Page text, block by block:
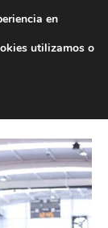
en
utilizamos o